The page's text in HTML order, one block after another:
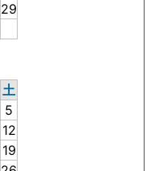
29
土
5
12
19